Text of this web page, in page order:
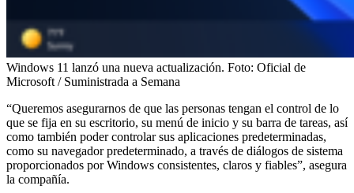
Windows 11 lanzó una nueva actualización. Foto: Oficial de
Microsoft / Suministrada a Semana
“Queremos asegurarnos de que las personas tengan el control de lo
que se fija en su escritorio, su menú de inicio y su barra de tareas, así
como también poder controlar sus aplicaciones predeterminadas,
como su navegador predeterminado, a través de diálogos de sistema
proporcionados por Windows consistentes, claros y fiables”, asegura
la compañía.